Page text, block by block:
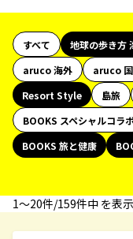
すべて 地球の歩き方
aruco 海外
aruco
Resort Style
島旅
BOOKS スペシャルコラ
BOOKS 旅と健康
1〜20件/159件中 を表示